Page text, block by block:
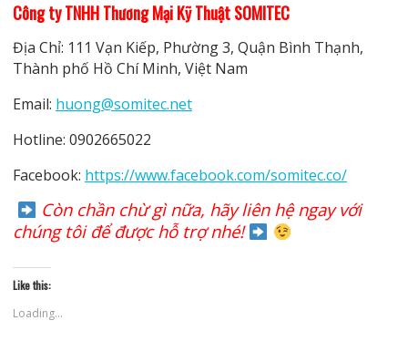
Công ty TNHH Thương Mại Kỹ Thuật SOMITEC
Địa Chỉ: 111 Vạn Kiếp, Phường 3, Quận Bình Thạnh,
Thành phố Hồ Chí Minh, Việt Nam
Email: huong@somitec.net
Hotline: 0902665022
Facebook: https://www.facebook.com/somitec.co/
Còn chần chừ gì nữa, hãy liên hệ ngay với
chúng tôi để được hỗ trợ nhé!
Like this:
Loading...